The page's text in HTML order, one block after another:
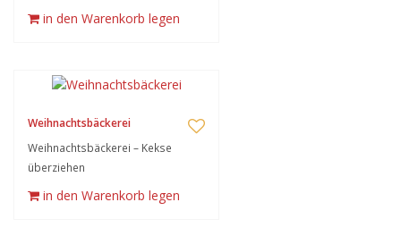
in den Warenkorb legen
Weihnachtsbäckerei
Weihnachtsbäckerei – Kekse
überziehen
in den Warenkorb legen